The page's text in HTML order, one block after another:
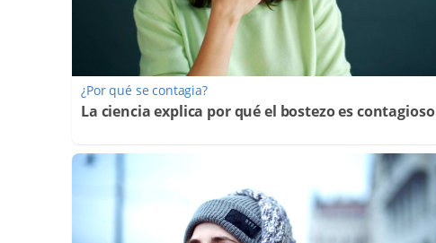
¿Por qué se contagia?
La ciencia explica por qué el bostezo es contagioso